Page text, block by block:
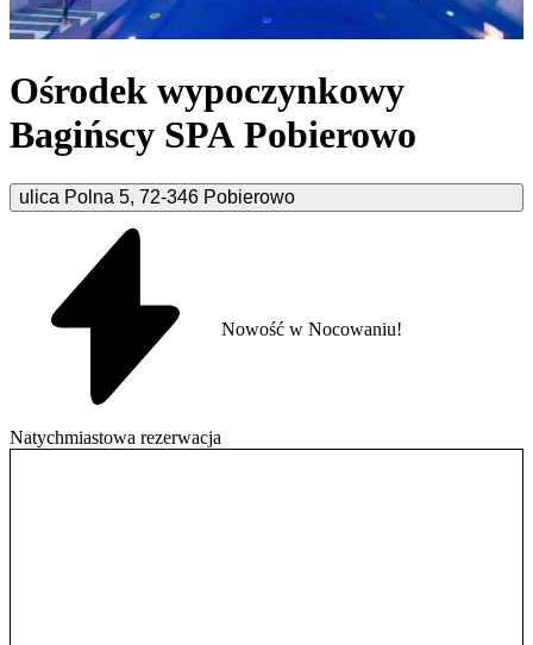
Ośrodek wypoczynkowy
Bagińscy SPA Pobierowo
ulica Polna 5, 72-346 Pobierowo
Natychmiastowa rezerwacja
Nowość w Nocowaniu!